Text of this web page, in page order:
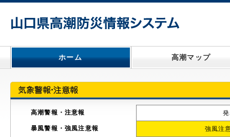
ホーム 高潮マップ
高潮警報・注意報
暴風警報・強風注意報 強風注